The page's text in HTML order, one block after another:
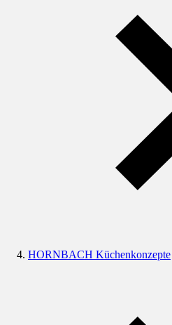
HORNBACH Küchenkonzepte